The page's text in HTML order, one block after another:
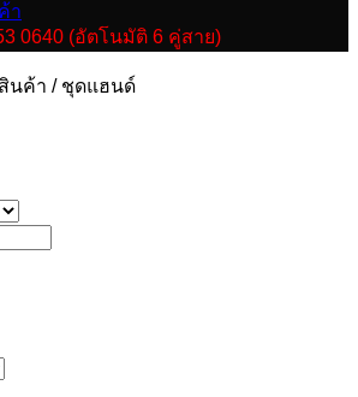
า
0640 (อัตโนมัติ 6 คู่สาย)
นค้า /ชุดแฮนด์